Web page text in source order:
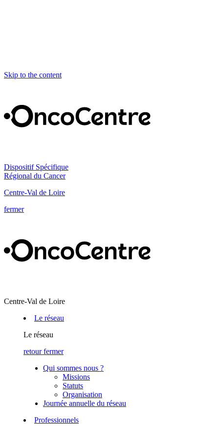
Skip to the content
Dispositif Spécifique
Régional du Cancer
Centre-Val de Loire
fermer
Centre-Val de Loire
Le réseau
Le réseau
retour fermer
Qui sommes nous ?
Missions
Statuts
Organisation
Journée annuelle du réseau
Professionnels